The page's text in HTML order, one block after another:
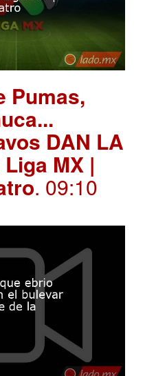
Pumas,
DAN LA
MX |
. 09:10